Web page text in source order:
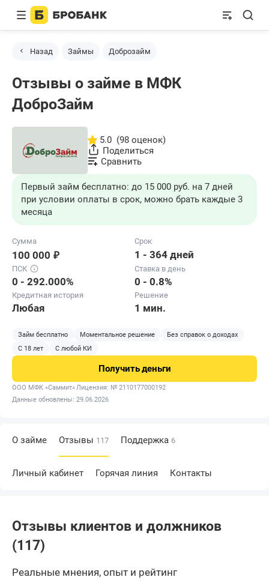
Назад Займы Доброзайм
Отзывы о займе в МФК
ДоброЗайм
5.0 (98 оценок)
Поделиться
Сравнить
Первый займ бесплатно: до 15 000 руб. на 7 дней
при условии оплаты в срок, можно брать каждые 3
месяца
Сумма
100 000 ₽
Срок
1 - 364 дней
ПСК
0 - 292.000%
Ставка в день
0 - 0.8%
Кредитная история
Любая
Решение
1 мин.
Займ бесплатно Моментальное решение
Без справок о доходах
С 18 лет
С любой КИ
Получитьденьги
ООО МФК «Саммит»Лицензия: № 2110177000192
Данные обновлены: 29.06.2026
О займе Отзывы 117 Поддержка 6
Личный кабинет Горячая линия Контакты
Отзывы клиентов и должников
(117)
Реальные мнения, опыт и рейтинг